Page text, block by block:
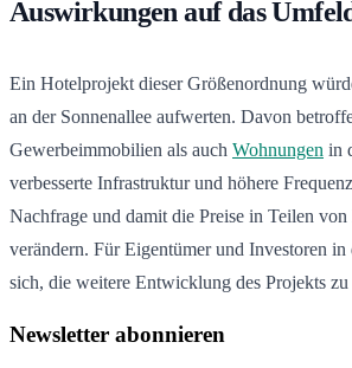
Auswirkungen auf das
Ein Hotelprojekt dieser Größenordnung
an der Sonnenallee aufwerten. Davon
Gewerbeimmobilien als auch Wohnungen in
verbesserte Infrastruktur und höhere
Nachfrage und damit die Preise in Teilen
verändern. Für Eigentümer und Investoren in
sich, die weitere Entwicklung des Projekts zu
Newsletter abonnieren